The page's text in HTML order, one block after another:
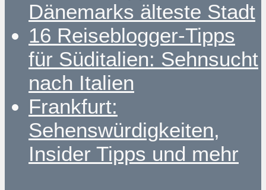
Dänemarks älteste Stadt
16 Reiseblogger-Tipps
für Süditalien: Sehnsucht
nach Italien
Frankfurt:
Sehenswürdigkeiten,
Insider Tipps und mehr